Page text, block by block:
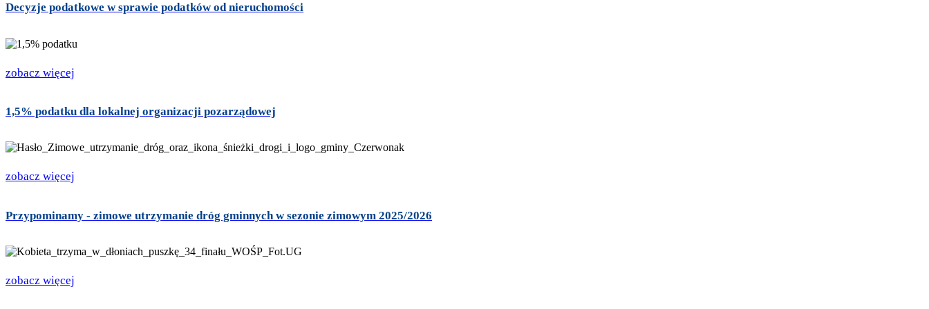
Decyzje podatkowe w sprawie podatków od nieruchomości
zobacz więcej
1,5% podatku dla lokalnej organizacji pozarządowej
zobacz więcej
Przypominamy - zimowe utrzymanie dróg gminnych w sezonie zimowym 2025/2026
zobacz więcej